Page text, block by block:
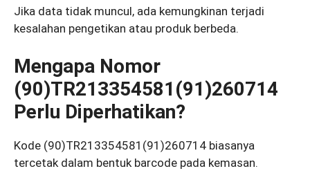
Jika data tidak muncul, ada kemungkinan terjadi
kesalahan pengetikan atau produk berbeda.
Mengapa Nomor
(90)TR213354581(91)260714
Perlu Diperhatikan?
Kode (90)TR213354581(91)260714 biasanya
tercetak dalam bentuk barcode pada kemasan.